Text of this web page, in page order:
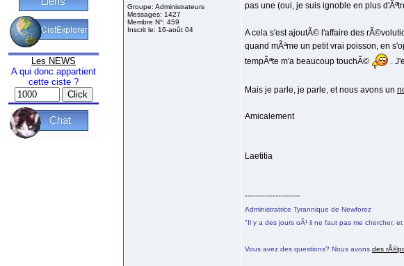
Les NEWS
A qui donc appartient
cette ciste ?
Groupe: Administrateurs
Messages: 1427
Membre N°: 459
Inscrit le: 16-août 04
pas une (oui, je suis ignoble en plus
A cela s'est ajoutÃ© l'affaire des
quand mÃªme un petit vrai poisson, en
tempÃªte m'a beaucoup touchÃ©
.
Mais je parle, je parle, et nous avons un
Amicalement
Laetitia
--------------------
Administratrice Tyrannique de Newforez
"Il y a des jours oÃ¹ il ne faut pas me chercher,
Vous avez des questions? Nous avons des